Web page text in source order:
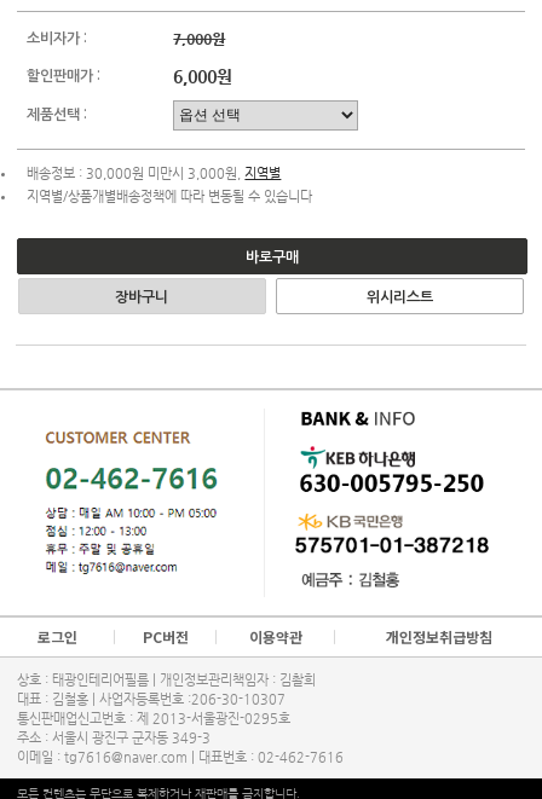
소비자가 : 7,000원
할인판매가 : 6,000원
제품선택 :
배송정보 : 30,000원 미만시 3,000원,지역별
지역별/상품개별배송정책에 따라 변동될 수 있습니다
바로구매
장바구니 위시리스트
로그인 PC버전 이용약관 개인정보취급방침
상호 : 태광인테리어필름 | 개인정보관리책임자 : 김촬희
대표 : 김철홍 | 사업자등록번호 :206-30-10307
통신판매업신고번호 : 제 2013-서울광진-0295호
주소 : 서울시 광진구 군자동 349-3
이메일 : tg7616@naver.com | 대표번호 : 02-462-7616
모든 컨텐츠는 무단으로 복제하거나 재판매를 금지합니다.